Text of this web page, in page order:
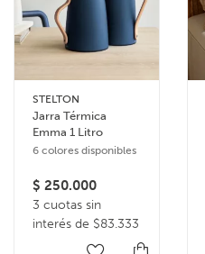
STELTON
Jarra Térmica
Emma 1 Litro
6 colores disponibles
$ 250.000
3 cuotas sin
interés de $83.333